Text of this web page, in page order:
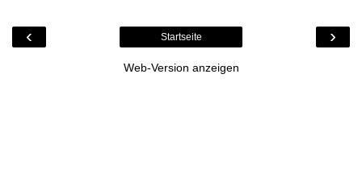
‹ ›
Startseite
Web-Version anzeigen